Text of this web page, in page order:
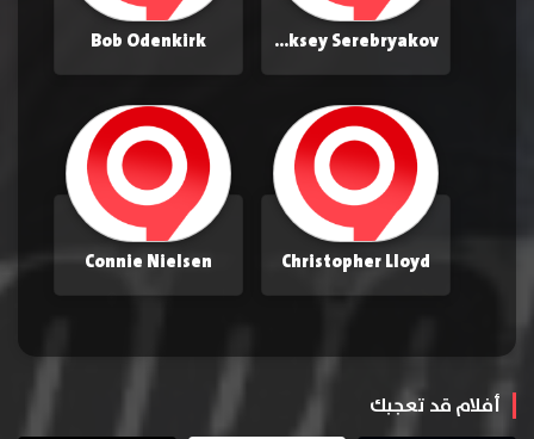
Aleksey Serebryakov
Bob Odenkirk
Christopher Lloyd
Connie Nielsen
أفلام قد تعجبك